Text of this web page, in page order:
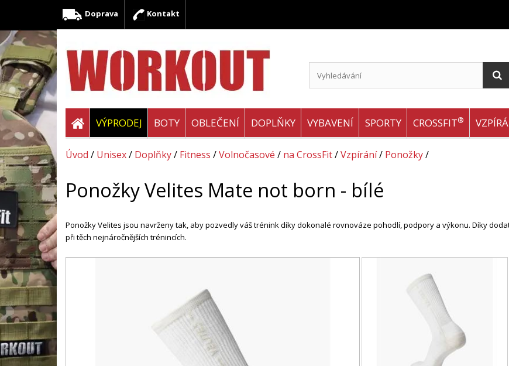
Doprava Kontakt
VÝPRODEJ BOTY OBLEČENÍ DOPLŇKY VYBAVENÍ SPORTY CROSSFIT®
Úvod / Unisex/ Doplňky/ Fitness /Volnočasové / na CrossFit/Vzpírání/ Ponožky/
Ponožky Velites Mate not born - bílé
Ponožky Velites jsou navrženy tak, aby pozvedly váš trénink díky dokonalé rovnováze pohodlí, podpory a výkonu. Díky
při těch nejnáročnějších trénincích.